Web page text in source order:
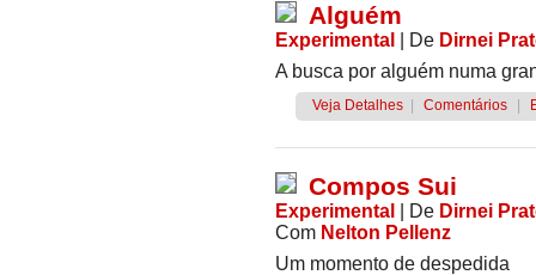
Alguém
Experimental De Dirnei
A busca por alguém numa
Veja Detalhes Comentários
Compos Sui
Experimental De Dirnei
Com Nelton Pellenz
Um momento de despedida